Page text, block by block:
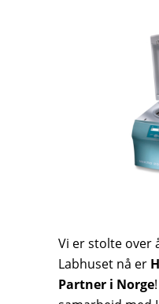
Vi er stolte over
Labhuset nå er
Partner i Norge